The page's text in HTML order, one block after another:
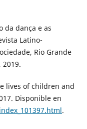
da dança e as
Latino-
Rio Grande
2019.
lives of children and
Disponible en
.